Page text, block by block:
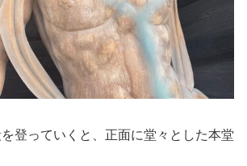
登っていくと、正面に堂々とした本堂